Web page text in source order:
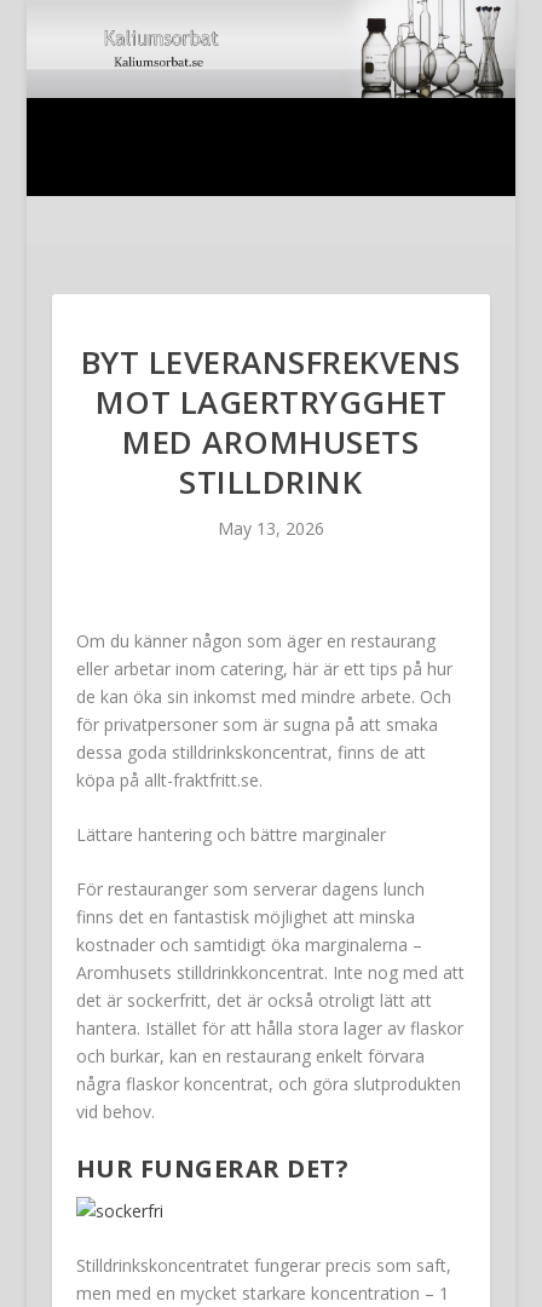
BYT LEVERANSFREKVENS
MOT LAGERTRYGGHET
MED AROMHUSETS
STILLDRINK
May 13, 2026
Om du känner någon som äger en restaurang
eller arbetar inom catering, här är ett tips på hur
de kan öka sin inkomst med mindre arbete. Och
för privatpersoner som är sugna på att smaka
dessa goda stilldrinkskoncentrat, finns de att
köpa på allt-fraktfritt.se.
Lättare hantering och bättre marginaler
För restauranger som serverar dagens lunch
finns det en fantastisk möjlighet att minska
kostnader och samtidigt öka marginalerna –
Aromhusets stilldrinkkoncentrat. Inte nog med att
det är sockerfritt, det är också otroligt lätt att
hantera. Istället för att hålla stora lager av flaskor
och burkar, kan en restaurang enkelt förvara
några flaskor koncentrat, och göra slutprodukten
vid behov.
HUR FUNGERAR DET?
Stilldrinkskoncentratet fungerar precis som saft,
men med en mycket starkare koncentration – 1